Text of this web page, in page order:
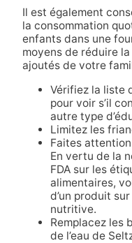
Il est également
la consommation
enfants dans une
moyens de réduire
ajoutés de votre
Vérifiez la liste
pour voir s’il
autre type
Limitez les
Faites
En vertu de la
FDA sur les
alimentaires,
d’un produit
nutritive.
Remplacez les
de l’eau de